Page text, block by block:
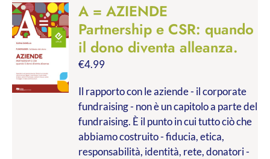
A = AZIENDE
Partnership e CSR: quando
il dono diventa alleanza.
€4.99
Il rapporto con le aziende - il corporate
fundraising - non è un capitolo a parte del
fundraising. È il punto in cui tutto ciò che
abbiamo costruito - fiducia, etica,
responsabilità, identità, rete, donatori -